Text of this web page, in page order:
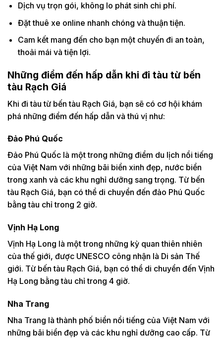
Dịch vụ trọn gói, không lo phát sinh chi phí.
Đặt thuê xe online nhanh chóng và thuận tiện.
Cam kết mang đến cho bạn một chuyến đi an toàn,
thoải mái và tiện lợi.
Những điểm đến hấp dẫn khi đi tàu từ bến
tàu Rạch Giá
Khi đi tàu từ bến tàu Rạch Giá, bạn sẽ có cơ hội khám
phá những điểm đến hấp dẫn và thú vị như:
Đảo Phú Quốc
Đảo Phú Quốc là một trong những điểm du lịch nổi tiếng
của Việt Nam với những bãi biển xinh đẹp, nước biển
trong xanh và các khu nghỉ dưỡng sang trọng. Từ bến
tàu Rạch Giá, bạn có thể di chuyển đến đảo Phú Quốc
bằng tàu chỉ trong 2 giờ.
Vịnh Hạ Long
Vịnh Hạ Long là một trong những kỳ quan thiên nhiên
của thế giới, được UNESCO công nhận là Di sản Thế
giới. Từ bến tàu Rạch Giá, bạn có thể di chuyển đến Vịnh
Hạ Long bằng tàu chỉ trong 4 giờ.
Nha Trang
Nha Trang là thành phố biển nổi tiếng của Việt Nam với
những bãi biển đẹp và các khu nghỉ dưỡng cao cấp. Từ